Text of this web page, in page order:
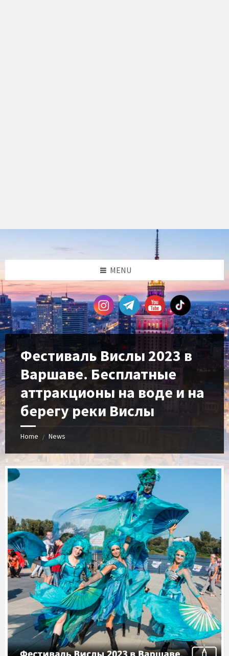
sidebar
sidebar
MENU
Фестиваль Вислы 2023 в
Варшаве. Бесплатные
аттракционы на воде и на
берегу реки Вислы
Home / News